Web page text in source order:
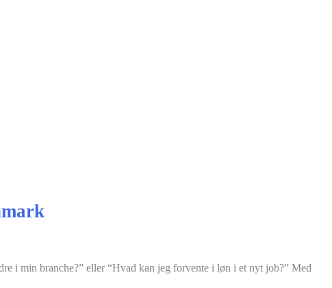
i min branche?” eller “Hvad kan jeg forvente i løn i et nyt job?” Med